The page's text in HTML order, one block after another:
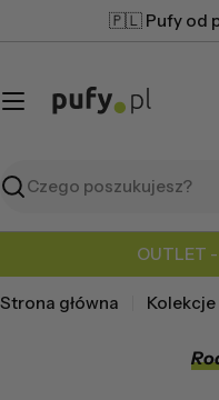
do
🇵🇱 Pufy od
Szukaj
OUTLET
Strona główna Kolekcje